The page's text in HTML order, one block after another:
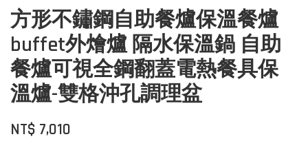
方形不鏽鋼自助餐爐保溫餐爐
buffet外燴爐 隔水保溫鍋 自助
餐爐可視全鋼翻蓋電熱餐具保
溫爐-雙格沖孔調理盆
NT$ 7,010